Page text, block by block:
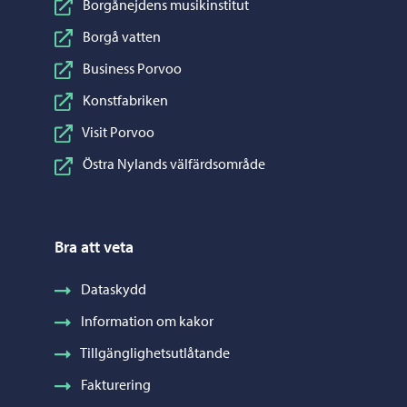
Borgånejdens musikinstitut
Borgå vatten
Business Porvoo
Konstfabriken
Visit Porvoo
Östra Nylands välfärdsområde
Bra att veta
Dataskydd
Information om kakor
Tillgänglighetsutlåtande
Fakturering